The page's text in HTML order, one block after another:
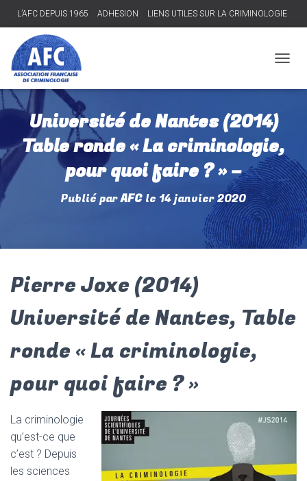
L’AFC DEPUIS 1965 ADHESION LIENS UTILES SUR LA CRIMINOLOGIE
R
L
A
N
A
V
G
A
Université de Nantes (2014)
Table ronde « La criminologie,
pour quoi faire ? » –
Publié parAFC le 14 janvier 2020
Pierre Joxe (2014)
Université de Nantes, Table
ronde « La criminologie,
pour quoi faire ? »
La criminologie
qu’est-ce que
c’est ? Depuis
les sciences